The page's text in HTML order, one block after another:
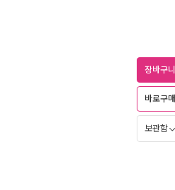
장바구니
바로구매
보관함